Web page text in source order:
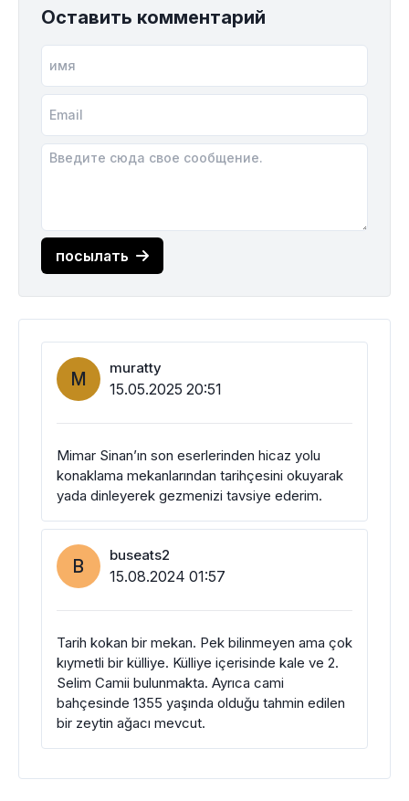
Оставить комментарий
посылать
M muratty
15.05.2025 20:51
Mimar Sinan’ın son eserlerinden hicaz yolu
konaklama mekanlarından tarihçesini okuyarak
yada dinleyerek gezmenizi tavsiye ederim.
B buseats2
15.08.2024 01:57
Tarih kokan bir mekan. Pek bilinmeyen ama çok
kıymetli bir külliye. Külliye içerisinde kale ve 2.
Selim Camii bulunmakta. Ayrıca cami
bahçesinde 1355 yaşında olduğu tahmin edilen
bir zeytin ağacı mevcut.